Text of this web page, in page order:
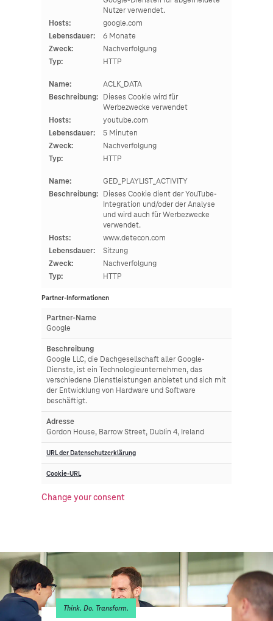
Nutzer verwendet.
Hosts:
google.com
Lebensdauer:
6 Monate
Zweck:
Nachverfolgung
Typ:
HTTP
Name:
ACLK_DATA
Beschreibung: Dieses Cookie wird für
Werbezwecke verwendet
Hosts:
youtube.com
Lebensdauer:
5 Minuten
Zweck:
Nachverfolgung
Typ:
HTTP
Name:
GED_PLAYLIST_ACTIVITY
Beschreibung: Dieses Cookie dient der YouTube-
Integration und/oder der Analyse
und wird auch für Werbezwecke
verwendet.
Hosts:
www.detecon.com
Lebensdauer:
Sitzung
Zweck:
Nachverfolgung
Typ:
HTTP
Partner-Informationen
Partner-Name
Google
Beschreibung
Google LLC, die Dachgesellschaft aller Google-
Dienste, ist ein Technologieunternehmen, das
verschiedene Dienstleistungen anbietet und sich mit
der Entwicklung von Hardware und Software
beschäftigt.
Adresse
Gordon House, Barrow Street, Dublin 4, Ireland
URL der Datenschutzerklärung
Cookie-URL
Change your consent
Think. Do. Transform.